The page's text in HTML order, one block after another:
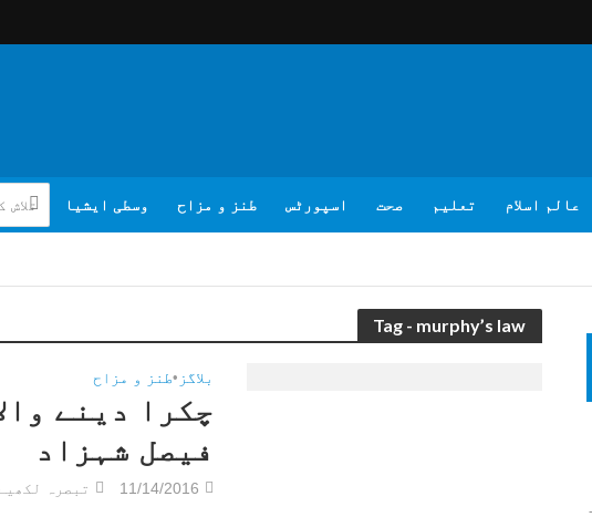
عالم اسلام تعلیم صحت اسپورٹس طنز و مزاح وسطی ایشیا
Tag - murphy’s law
بلاگز •طنز و مزاح
چکرا دینے
فیصل شہزاد
11/14/2016 تبصرہ